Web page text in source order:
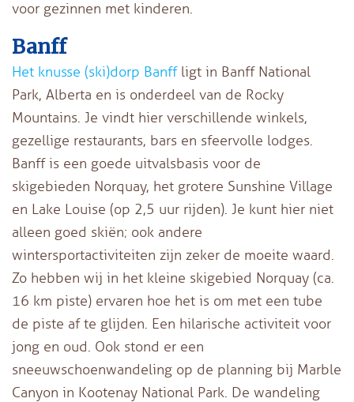
voor gezinnen met kinderen.
Banff
Het knusse (ski)dorp Banffligt in Banff National
Park, Alberta en is onderdeel van de Rocky
Mountains. Je vindt hier verschillende winkels,
gezellige restaurants, bars en sfeervolle lodges.
Banff is een goede uitvalsbasis voor de
skigebieden Norquay, het grotere Sunshine Village
en Lake Louise (op 2,5 uur rijden). Je kunt hier niet
alleen goed skiën; ook andere
wintersportactiviteiten zijn zeker de moeite waard.
Zo hebben wij in het kleine skigebied Norquay (ca.
16 km piste) ervaren hoe het is om met een tube
de piste af te glijden. Een hilarische activiteit voor
jong en oud. Ook stond er een
sneeuwschoenwandeling op de planning bij Marble
Canyon in Kootenay National Park. De wandeling